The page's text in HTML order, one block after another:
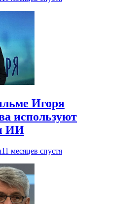
Игоря
используют
ИИ
11 месяцев спустя